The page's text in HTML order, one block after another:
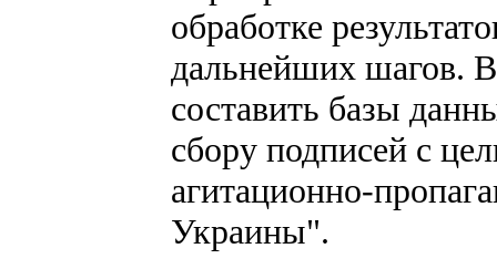
обработке
дальнейших шагов.
составить базы
сбору подписей с
агитационно-
Украины".